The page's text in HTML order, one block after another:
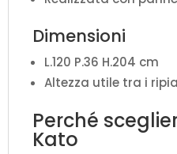
Dimensioni
L.120 P.36 H.204 cm
Altezza utile tra i
Perché
Kato